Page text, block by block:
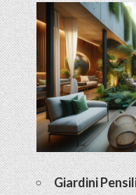
Giardini